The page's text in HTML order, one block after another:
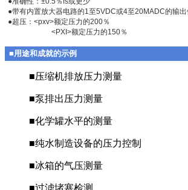
●带有内置放大器电路的1至5VDC或4至20MADC的输
●超压：<pxv>额定压力的200％
<PXI>额定压力的150％
■用途和成就的示例
■压缩机排放压力测量
■泵排出压力测量
■化学罐水平的测量
■纯水制造设备的压力控制
■冰箱的气压测量
■过滤堵塞检测